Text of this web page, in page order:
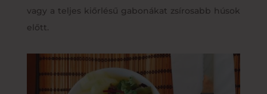
vagy a teljes kiőrlésű gabonákat zsírosabb húsok
előtt.